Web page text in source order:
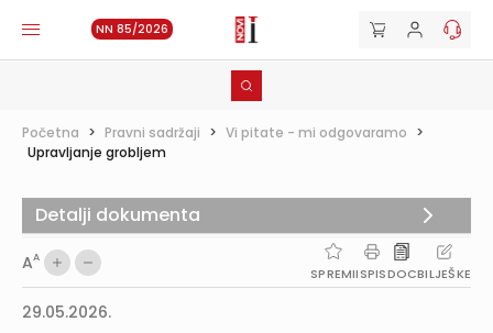
NN 85/2026
Početna > Pravni sadržaji > Vi pitate - mi odgovaramo >
Upravljanje grobljem
AA
SPREMIISPISDOCBILJEŠKE
29.05.2026.
Detalji dokumenta